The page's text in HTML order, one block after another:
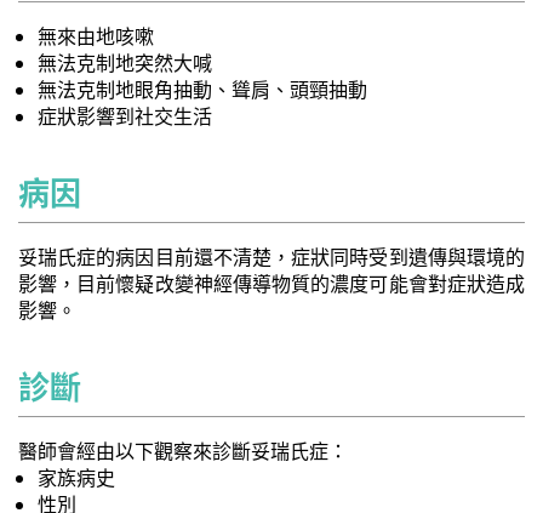
無來由地咳嗽
無法克制地突然大喊
無法克制地眼角抽動、聳肩、頭頸抽動
症狀影響到社交生活
病因
妥瑞氏症的病因目前還不清楚，症狀同時受到遺傳與環境的
影響，目前懷疑改變神經傳導物質的濃度可能會對症狀造成
影響。
診斷
醫師會經由以下觀察來診斷妥瑞氏症：
家族病史
性別